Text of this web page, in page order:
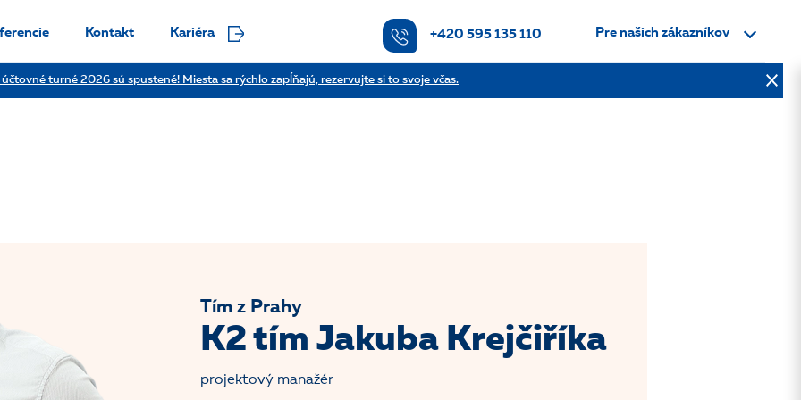
účtovné turné 2026 sú spustené! Miesta sa rýchlo zapĺňajú, rezervujte si to svoje včas.
Kontakt Kariéra +420 595 135 110 Pre našich zákazníkov
Tím z Prahy
K2 tím Jakuba Krejčiříka
projektový manažér